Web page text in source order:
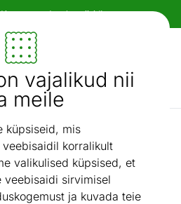
vajalikud nii
meile
küpsiseid, mis
korralikult
valikulised küpsised, et
veebisaidi sirvimisel
ja kuvada teie
ja mugavad makseviisid!
- ON24
AI otsing
/ Vaip 160x230 cm